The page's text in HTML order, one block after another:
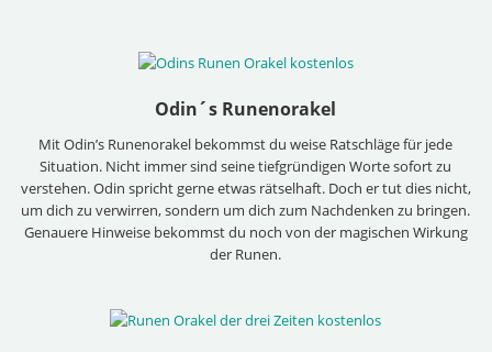
Odin´s Runenorakel
Mit Odin’s Runenorakel bekommst du weise Ratschläge für jede
Situation. Nicht immer sind seine tiefgründigen Worte sofort zu
verstehen. Odin spricht gerne etwas rätselhaft. Doch er tut dies nicht,
um dich zu verwirren, sondern um dich zum Nachdenken zu bringen.
Genauere Hinweise bekommst du noch von der magischen Wirkung
der Runen.